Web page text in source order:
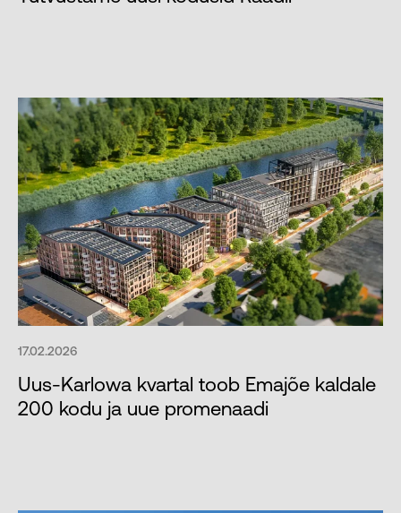
17.02.2026
Uus-Karlowa kvartal toob Emajõe kaldale
200 kodu ja uue promenaadi